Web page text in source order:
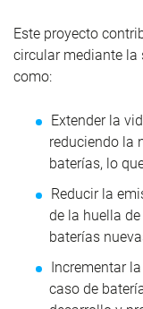
Este proyecto
circular mediante la
como:
Extender la
reduciendo la
baterías, lo
Reducir la
de la huella
baterías
Incrementar
caso de